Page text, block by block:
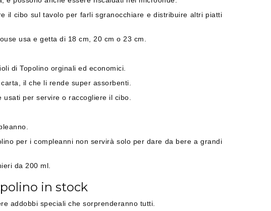
il cibo sul tavolo per farli sgranocchiare e distribuire altri piatti
usa e getta di 18 cm, 20 cm o 23 cm.
di Topolino orginali ed economici.
il che li rende super assorbenti.
per servire o raccogliere il cibo.
per i compleanni non servirà solo per dare da bere a grandi
da 200 ml.
in stock
addobbi speciali che sorprenderanno tutti.